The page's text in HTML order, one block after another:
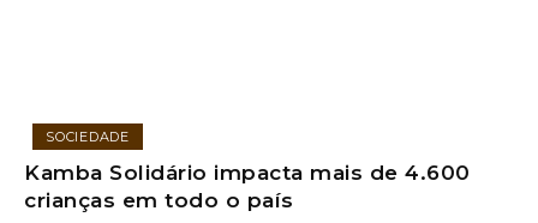
SOCIEDADE
Kamba Solidário impacta mais de 4.600
crianças em todo o país